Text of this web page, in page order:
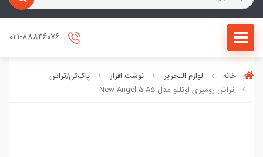
خانه لوازم التحریر نوشت افزار
پاک‌کن/تراش
تراش رومیزی اوتللو مدل New Angel 5-A5